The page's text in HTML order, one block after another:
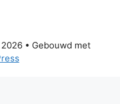
• Gebouwd met